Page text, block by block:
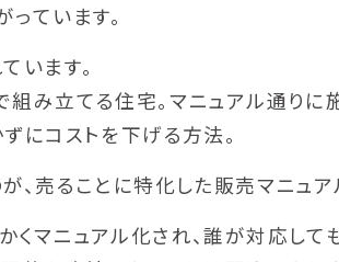
ています。
います。
み立てる住宅。マニュアル通り
にコストを下げる方法。
、売ることに特化した販売マニュア
くマニュアル化され、誰が対応し